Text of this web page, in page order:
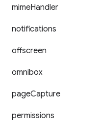
mimeHandler
notifications
offscreen
omnibox
pageCapture
permissions